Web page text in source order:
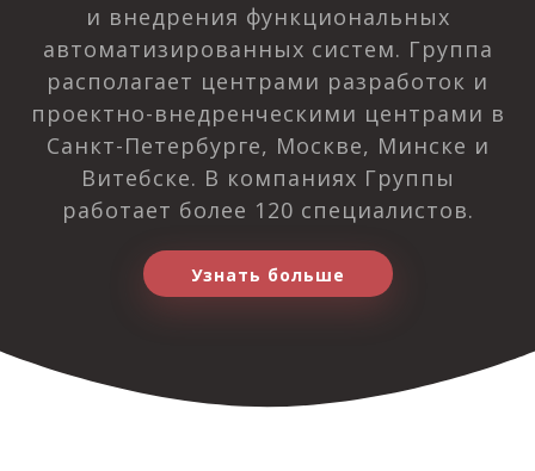
и внедрения функциональных
автоматизированных систем. Группа
располагает центрами разработок и
проектно-внедренческими центрами в
Санкт-Петербурге, Москве, Минске и
Витебске. В компаниях Группы
работает более 120 специалистов.
Узнать больше